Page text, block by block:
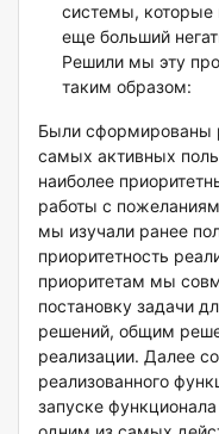
системы, которые
еще больший
Решили мы эту
таким образом:
Были сформированы
самых активных
наиболее
работы с
мы изучали ранее
приоритетность
приоритетам мы
постановку задачи
решений, общим
реализации. Далее
реализованного
запуске